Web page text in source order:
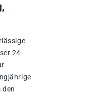
24-
den